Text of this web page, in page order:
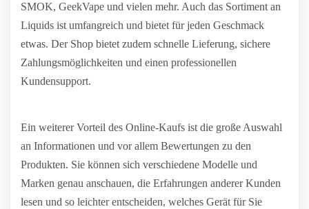
SMOK, GeekVape und vielen mehr. Auch das Sortiment an
Liquids ist umfangreich und bietet für jeden Geschmack
etwas. Der Shop bietet zudem schnelle Lieferung, sichere
Zahlungsmöglichkeiten und einen professionellen
Kundensupport.
Ein weiterer Vorteil des Online-Kaufs ist die große Auswahl
an Informationen und vor allem Bewertungen zu den
Produkten. Sie können sich verschiedene Modelle und
Marken genau anschauen, die Erfahrungen anderer Kunden
lesen und so leichter entscheiden, welches Gerät für Sie